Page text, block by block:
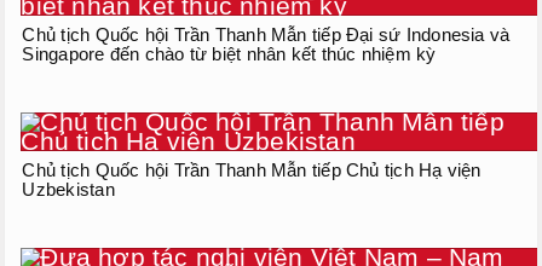
Chủ tịch Quốc hội Trần Thanh Mẫn tiếp Đại sứ Indonesia và
Singapore đến chào từ biệt nhân kết thúc nhiệm kỳ
Chủ tịch Quốc hội Trần Thanh Mẫn tiếp Chủ tịch Hạ viện
Uzbekistan